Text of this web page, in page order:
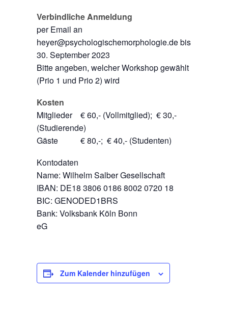
Verbindliche Anmeldung
per Email an
heyer@psychologischemorphologie.de bis
30. September 2023
Bitte angeben, welcher Workshop gewählt
(Prio 1 und Prio 2) wird
Kosten
Mitglieder € 60,- (Vollmitglied); € 30,-
(Studierende)
Gäste € 80,-; € 40,- (Studenten)
Kontodaten
Name: Wilhelm Salber Gesellschaft
IBAN: DE18 3806 0186 8002 0720 18
BIC: GENODED1BRS
Bank: Volksbank Köln Bonn
eG
Zum Kalender hinzufügen